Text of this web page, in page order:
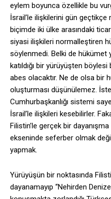
eylem boyunca özellikle bu
İsrail’le ilişkilerini gün
biçimde iki ülke arasındaki
siyasi ilişkileri normalleştiren
söylenmedi. Belki de hükümet
katıldığı bir yürüyüşten
abes olacaktır. Ne de olsa bir
oluşturması düşünülemez.
Cumhurbaşkanlığı sistemi
İsrail’le ilişkileri kesebilirler.
Filistin’le gerçek bir
ekseninde seferber olmak
yapmak.
Yürüyüşün bir noktasında
dayanamayıp “Nehirden